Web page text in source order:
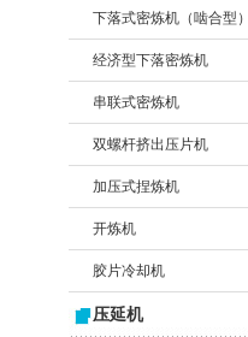
下落式密炼机（啮合型）
经济型下落密炼机
串联式密炼机
双螺杆挤出压片机
加压式捏炼机
开炼机
胶片冷却机
压延机